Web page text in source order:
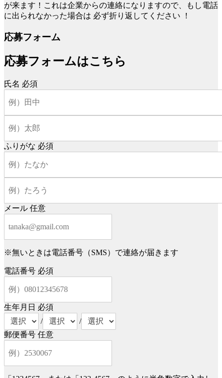
が来ます！これは企業からの連絡になりますので、もし電話
に出られなかった場合は 必ず折り返してください ！
応募フォーム
応募フォームはこちら
氏名 必須
ふりがな 必須
メール 任意
※無いときは電話番号（SMS）で連絡が届きます
電話番号 必須
生年月日 必須
/
/
郵便番号 任意